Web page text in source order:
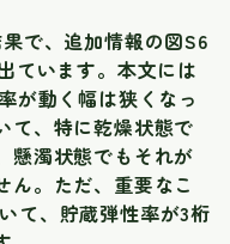
で、追加情報の図S6
ています。本文には
が動く幅は狭くなっ
て、特に乾燥状態で
懸濁状態でもそれが
ん。ただ、重要なこ
て、貯蔵弾性率が3桁